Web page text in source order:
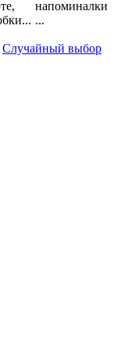
Случайный выбор